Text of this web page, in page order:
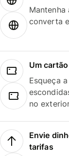
Mantenha
converta
Um
Esqueça
no
Envie
tarifas